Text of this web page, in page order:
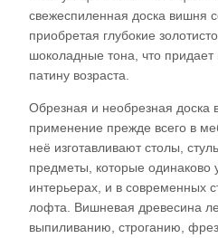
свежеспиленная доска вишня
приобретая глубокие
шоколадные тона, что
патину возраста.​
Обрезная и необрезная доска
применение прежде всего в
неё изготавливают столы,
предметы, которые одинаково
интерьерах, и в современных
лофта. Вишневая древесина
выпиливанию, строганию,